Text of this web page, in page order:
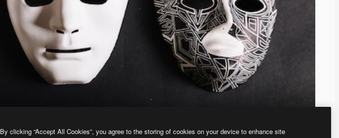
By clicking “Accept All Cookies”, you agree to the storing of cookies on your device to enhance site